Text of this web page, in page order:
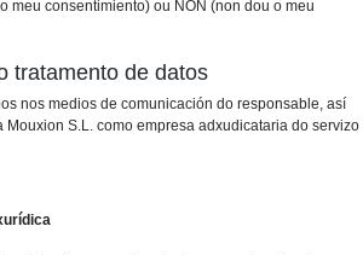
meu consentimiento) ou NON (non dou o meu
tratamento de datos
nos medios de comunicación do responsable, así
Mouxion S.L. como empresa adxudicataria do servizo